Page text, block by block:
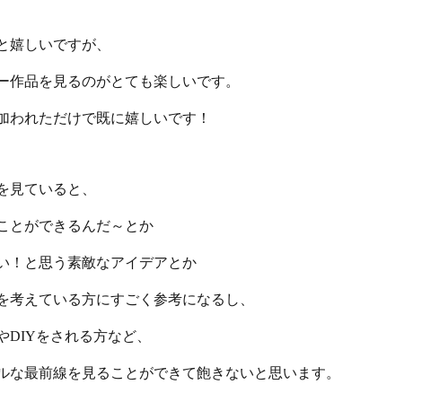
嬉しいですが、
作品を見るのがとても楽しいです。
われただけで既に嬉しいです！
見ていると、
とができるんだ～とか
！と思う素敵なアイデアとか
考えている方にすごく参考になるし、
DIYをされる方など、
な最前線を見ることができて飽きないと思います。